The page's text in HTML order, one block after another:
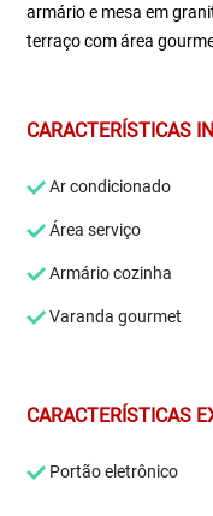
armário e mesa em
terraço com área
CARACTERÍSTICAS
Ar condicionado
Área serviço
Armário cozinha
Varanda gourmet
CARACTERÍSTICAS
Portão eletrônico